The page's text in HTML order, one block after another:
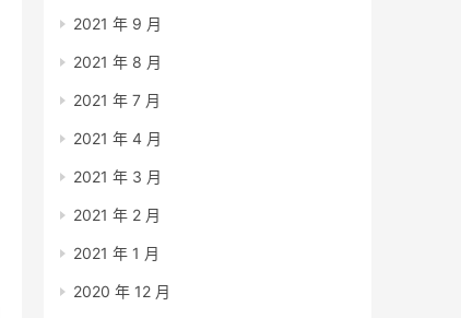
2021 年 9 月
2021 年 8 月
2021 年 7 月
2021 年 4 月
2021 年 3 月
2021 年 2 月
2021 年 1 月
2020 年 12 月